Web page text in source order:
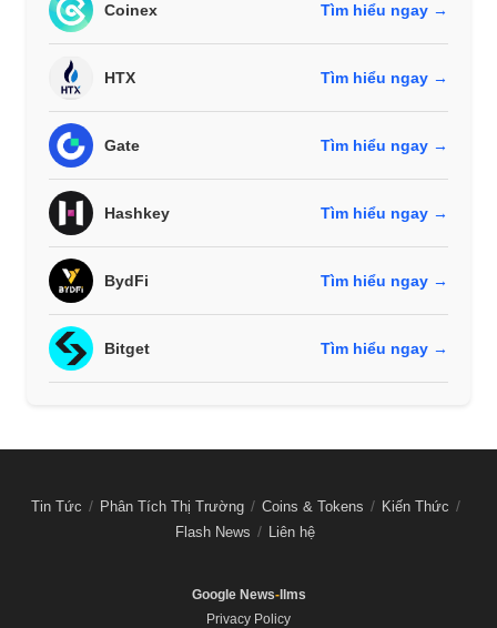
Coinex Tìm hiểu ngay →
HTX Tìm hiểu ngay →
Gate Tìm hiểu ngay →
Hashkey Tìm hiểu ngay →
BydFi Tìm hiểu ngay →
Bitget Tìm hiểu ngay →
Tin Tức Phân Tích Thị Trường Coins & Tokens
Kiến Thức
Flash News
Liên hệ
Google News-llms
Privacy Policy